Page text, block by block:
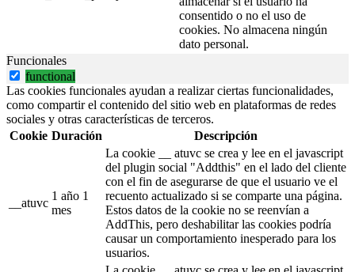
consentido o no el uso de
cookies. No almacena ningún
dato personal.
Funcionales
functional
Las cookies funcionales ayudan a realizar ciertas funcionalidades,
como compartir el contenido del sitio web en plataformas de redes
sociales y otras características de terceros.
Cookie Duración Descripción
__atuvc
1 año 1
mes
La cookie __ atuvc se crea y lee en el javascript
del plugin social "Addthis" en el lado del cliente
con el fin de asegurarse de que el usuario ve el
recuento actualizado si se comparte una página.
Estos datos de la cookie no se reenvían a
AddThis, pero deshabilitar las cookies podría
causar un comportamiento inesperado para los
usuarios.